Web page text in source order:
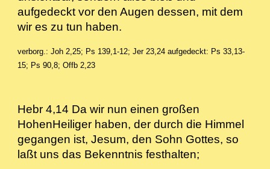
aufgedeckt vor den Augen dessen, mit dem
wir es zu tun haben.
verborg.: Joh 2,25; Ps 139,1-12; Jer 23,24 aufgedeckt: Ps 33,13-
15; Ps 90,8; Offb 2,23
Hebr 4,14 Da wir nun einen großen
HohenHeiliger haben, der durch die Himmel
gegangen ist, Jesum, den Sohn Gottes, so
laßt uns das Bekenntnis festhalten;